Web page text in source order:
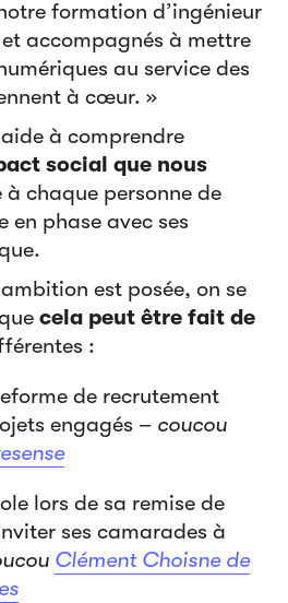
formation d’ingénieur
accompagnés à mettre
au service des
à cœur. »
à comprendre
social que nous
à chaque personne de
en phase avec ses
est posée, on se
cela peut être fait de
:
de recrutement
engagés – coucou
lors de sa remise de
ses camarades à
Clément Choisne de